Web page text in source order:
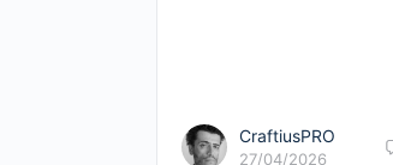
CraftiusPRO
27/04/2026